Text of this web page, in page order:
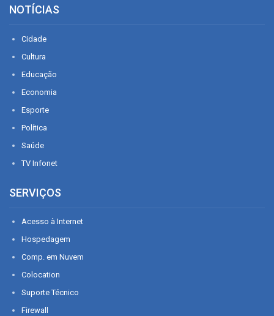
NOTÍCIAS
Cidade
Cultura
Educação
Economia
Esporte
Política
Saúde
TV Infonet
SERVIÇOS
Acesso à Internet
Hospedagem
Comp. em Nuvem
Colocation
Suporte Técnico
Firewall